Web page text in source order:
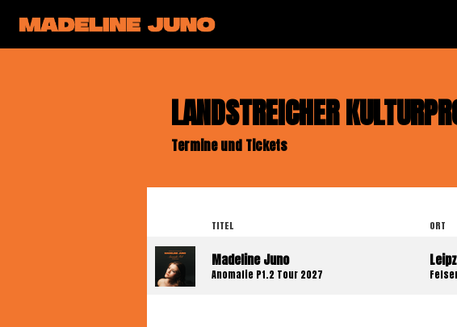
LANDSTREICHER
Termine und Tickets
TITEL ORT
Madeline Juno
Anomalie Pt.2 Tour 2027